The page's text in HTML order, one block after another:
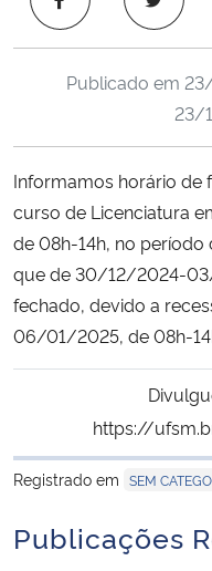
Ministério de Minas e Energia
Ministério da Ciência,
Ministério do Desenvolvimento
Controladoria-Geral da União
Ministério da Mulher, da Família
Secretaria-Geral
Secretaria de Governo
Gabinete de Segurança
Publicado em
23/
Informamos horário de
curso de Licenciatura
de 08h-14h, no
que de 30/12/2024-
fechado, devido a
06/01/2025, de 08h-
https://
Registrado em SEM
Publicações